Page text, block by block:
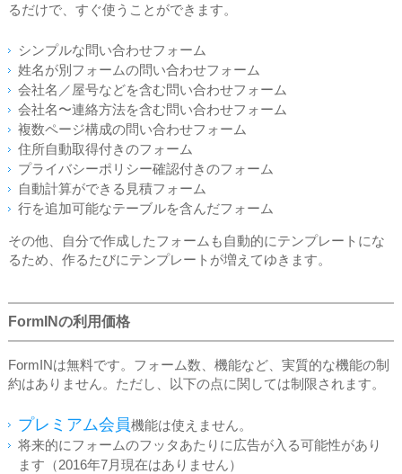
るだけで、すぐ使うことができます。
シンプルな問い合わせフォーム
姓名が別フォームの問い合わせフォーム
会社名／屋号などを含む問い合わせフォーム
会社名〜連絡方法を含む問い合わせフォーム
複数ページ構成の問い合わせフォーム
住所自動取得付きのフォーム
プライバシーポリシー確認付きのフォーム
自動計算ができる見積フォーム
行を追加可能なテーブルを含んだフォーム
その他、自分で作成したフォームも自動的にテンプレートにな
るため、作るたびにテンプレートが増えてゆきます。
FormINの利用価格
FormINは無料です。フォーム数、機能など、実質的な機能の制
約はありません。ただし、以下の点に関しては制限されます。
プレミアム会員機能は使えません。
将来的にフォームのフッタあたりに広告が入る可能性があり
ます（2016年7月現在はありません）